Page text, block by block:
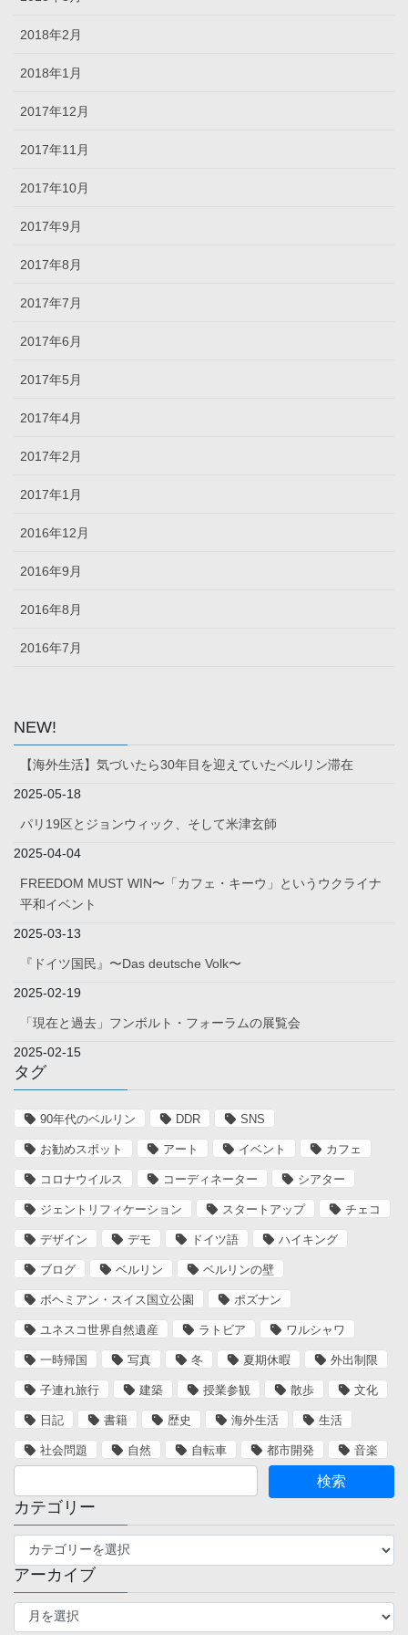
2018年2月
2018年1月
2017年12月
2017年11月
2017年10月
2017年9月
2017年8月
2017年7月
2017年6月
2017年5月
2017年4月
2017年2月
2017年1月
2016年12月
2016年9月
2016年8月
2016年7月
NEW!
【海外生活】気づいたら30年目を迎えていたベルリン滞在
2025-05-18
パリ19区とジョンウィック、そして米津玄師
2025-04-04
FREEDOM MUST WIN〜「カフェ・キーウ」というウクライナ
平和イベント
2025-03-13
『ドイツ国民』〜Das deutsche Volk〜
2025-02-19
「現在と過去」フンボルト・フォーラムの展覧会
2025-02-15
タグ
90年代のベルリン DDR SNS
お勧めスポット アート イベント カフェ
コロナウイルス コーディネーター シアター
ジェントリフィケーション スタートアップ チェコ
デザイン デモ ドイツ語 ハイキング
ブログ ベルリン ベルリンの壁
ボヘミアン・スイス国立公園 ポズナン
ユネスコ世界自然遺産 ラトビア ワルシャワ
一時帰国 写真 冬 夏期休暇 外出制限
子連れ旅行 建築 授業参観 散歩 文化
日記 書籍 歴史 海外生活 生活
社会問題 自然 自転車 都市開発 音楽
カテゴリー
テ
ゴ
リ
アーカイブ
ア